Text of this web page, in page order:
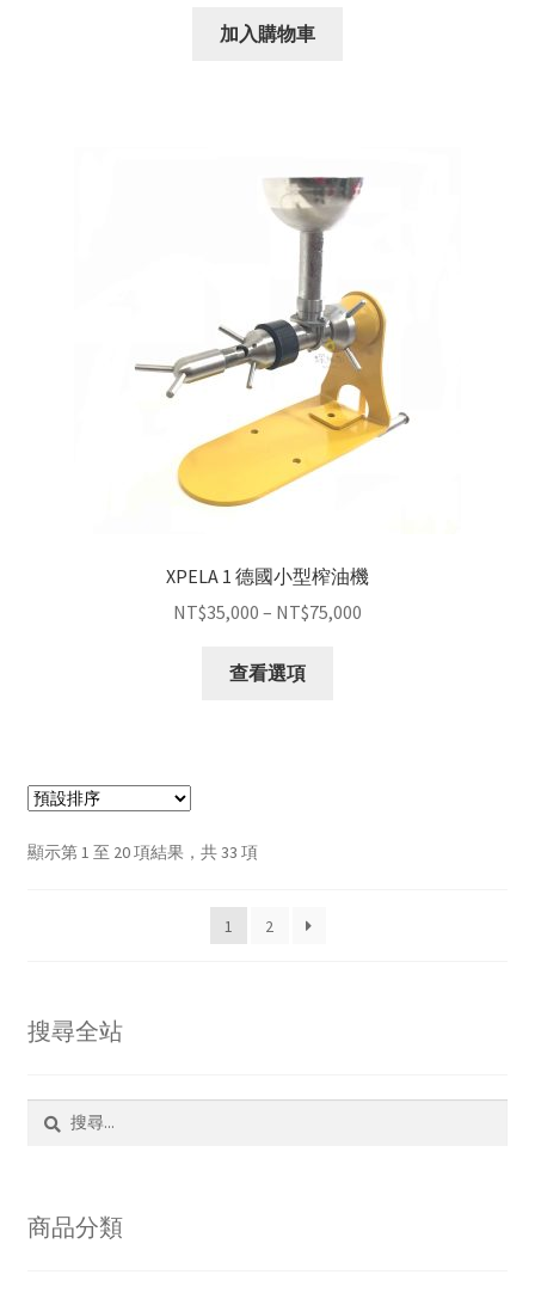
加入購物車
XPELA 1 德國小型榨油機
NT$35,000 – NT$75,000
查看選項
顯示第 1 至 20 項結果，共 33 項
1 2
搜尋全站
字:
商品分類